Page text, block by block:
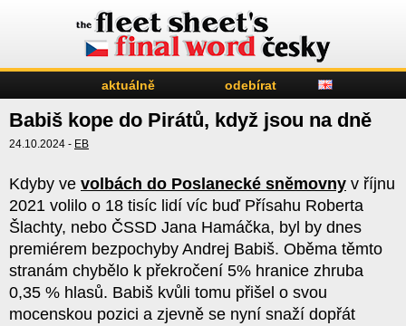
aktuálně odebírat
Babiš kope do Pirátů, když jsou na dně
24.10.2024 - EB
Kdyby ve volbách do Poslanecké sněmovny v říjnu
2021 volilo o 18 tisíc lidí víc buď Přísahu Roberta
Šlachty, nebo ČSSD Jana Hamáčka, byl by dnes
premiérem bezpochyby Andrej Babiš. Oběma těmto
stranám chybělo k překročení 5% hranice zhruba
0,35 % hlasů. Babiš kvůli tomu přišel o svou
mocenskou pozici a zjevně se nyní snaží dopřát